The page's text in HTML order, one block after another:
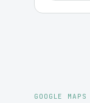
GOOGLE MAPS